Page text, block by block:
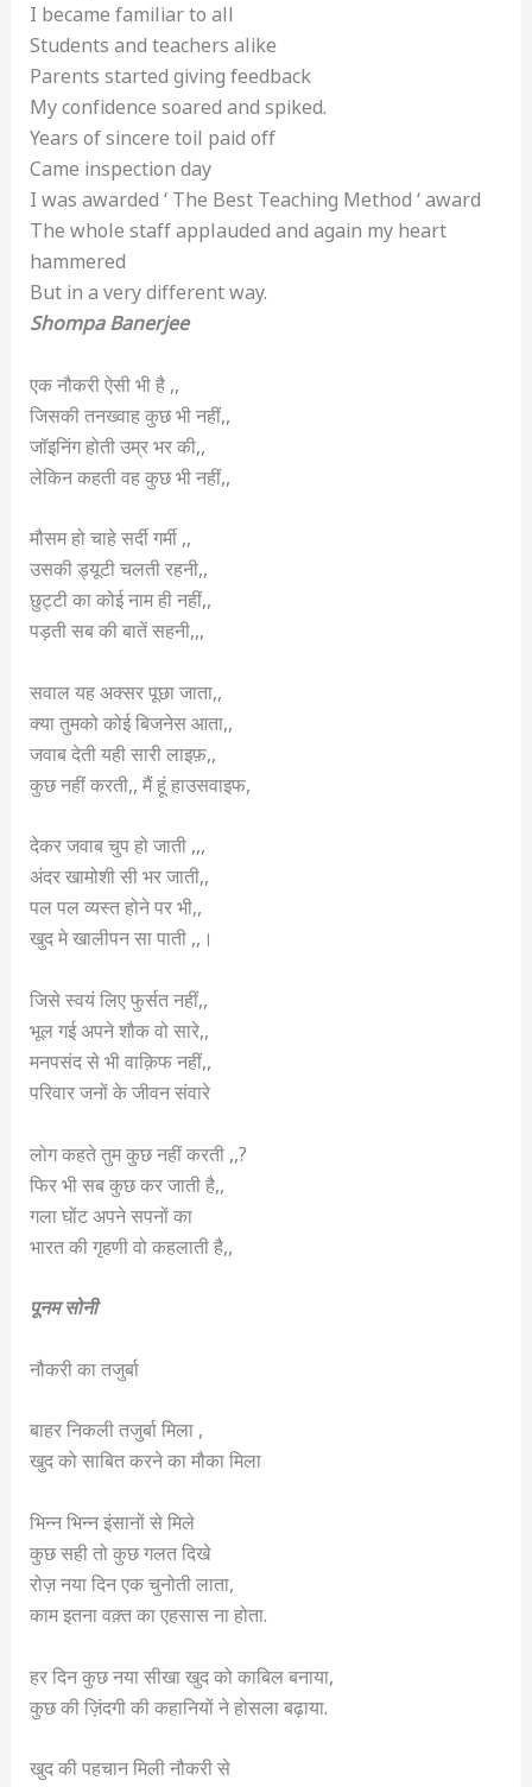
I became familiar to all
Students and teachers alike
Parents started giving feedback
My confidence soared and spiked.
Years of sincere toil paid off
Came inspection day
I was awarded ‘ The Best Teaching Method ‘ award
The whole staff applauded and again my heart
hammered
But in a very different way.
Shompa Banerjee
एक नौकरी ऐसी भी है ,,
जिसकी तनख्वाह कुछ भी नहीं,,
जॉइनिंग होती उम्र भर की,,
लेकिन कहती वह कुछ भी नहीं,,
मौसम हो चाहे सर्दी गर्मी ,,
उसकी ड्यूटी चलती रहनी,,
छुट्टी का कोई नाम ही नहीं,,
पड़ती सब की बातें सहनी,,,
सवाल यह अक्सर पूछा जाता,,
क्या तुमको कोई बिजनेस आता,,
जवाब देती यही सारी लाइफ़,,
कुछ नहीं करती,, मैं हूं हाउसवाइफ,
देकर जवाब चुप हो जाती ,,,
अंदर खामोशी सी भर जाती,,
पल पल व्यस्त होने पर भी,,
खुद मे खालीपन सा पाती ,,।
जिसे स्वयं लिए फुर्सत नहीं,,
भूल गई अपने शौक वो सारे,,
मनपसंद से भी वाक़िफ नहीं,,
परिवार जनों के जीवन संवारे
लोग कहते तुम कुछ नहीं करती ,,?
फिर भी सब कुछ कर जाती है,,
गला घोंट अपने सपनों का
भारत की गृहणी वो कहलाती है,,
पूनम सोनी
नौकरी का तजुर्बा
बाहर निकली तजुर्बा मिला ,
खुद को साबित करने का मौका मिला
भिन्न भिन्न इंसानों से मिले
कुछ सही तो कुछ गलत दिखे
रोज़ नया दिन एक चुनोती लाता,
काम इतना वक़्त का एहसास ना होता.
हर दिन कुछ नया सीखा खुद को काबिल बनाया,
कुछ की ज़िंदगी की कहानियों ने होसला बढ़ाया.
खुद की पहचान मिली नौकरी से